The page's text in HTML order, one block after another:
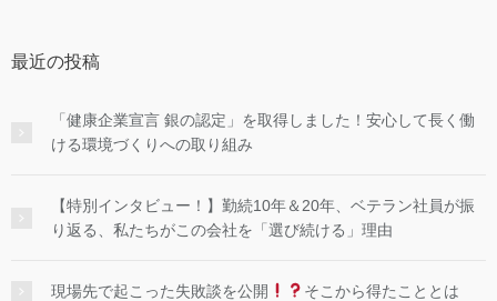
最近の投稿
「健康企業宣言 銀の認定」を取得しました！安心して長く働
ける環境づくりへの取り組み
【特別インタビュー！】勤続10年＆20年、ベテラン社員が振
り返る、私たちがこの会社を「選び続ける」理由
現場先で起こった失敗談を公開 そこから得たこととは